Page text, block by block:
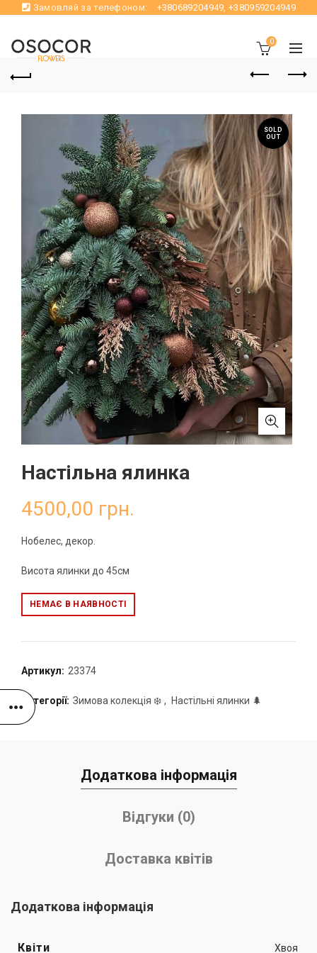
Замовляй за телефоном: +380689204949,+380959204949
0
SOLD
OUT
Настільна ялинка
4500,00 грн.
Нобелес, декор.
Висота ялинки до 45см
НЕМАЄ В НАЯВНОСТІ
Артикул: 23374
Категорії: Зимова колекція ❄️ , Настільні ялинки 🌲
Додаткова інформація
Відгуки (0)
Доставка квітів
Додаткова інформація
Квіти Хвоя